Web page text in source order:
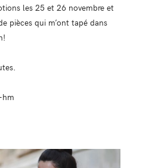
les 25 et 26 novembre et
pièces qui m’ont tapé dans